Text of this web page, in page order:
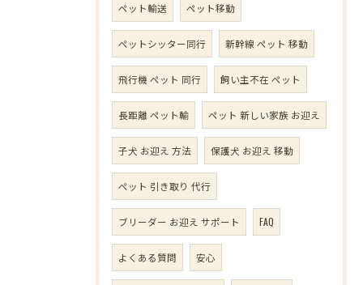
ペット輸送 ペット移動
ペットシッター同行 新幹線 ペット 移動
飛行機 ペット 同行 飼い主不在 ペット
長距離 ペット輸 ペット 新しい家族 お迎え
子犬 お迎え 方法 保護犬 お迎え 移動
ペット 引き取り 代行
ブリーダー お迎え サポート FAQ
よくある質問 安心